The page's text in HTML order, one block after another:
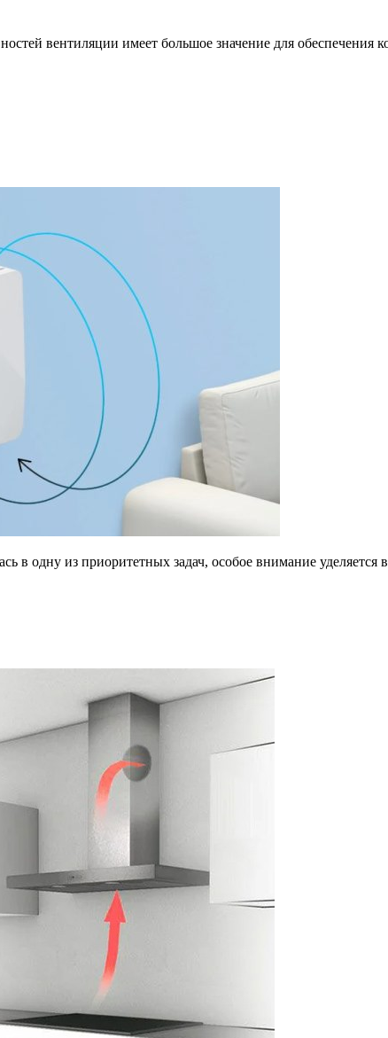
вентиляции имеет большое значение для обеспечения
в одну из приоритетных задач, особое внимание